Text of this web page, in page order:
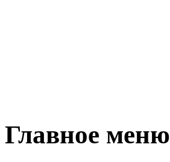
Главное меню